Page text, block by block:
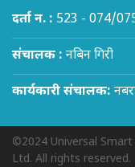
दर्ता न. : 523 - 074/
संचालक : नबिन गिरी
कार्यकारी संचालक:
©2024 Universal
Ltd. All rights reserved.